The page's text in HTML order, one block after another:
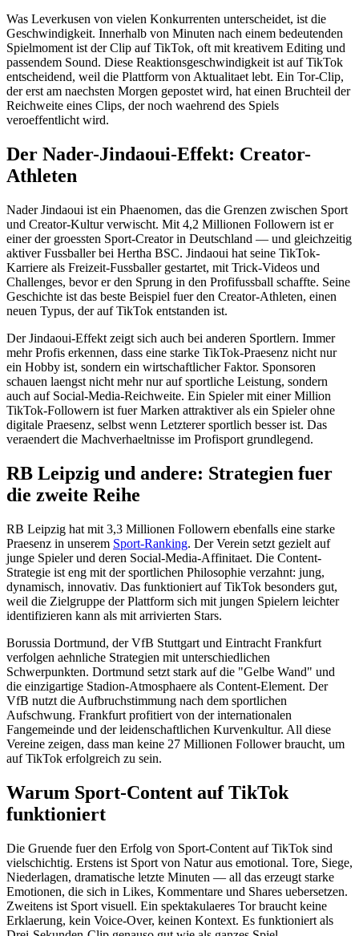
Was Leverkusen von vielen Konkurrenten unterscheidet, ist die
Geschwindigkeit. Innerhalb von Minuten nach einem bedeutenden
Spielmoment ist der Clip auf TikTok, oft mit kreativem Editing und
passendem Sound. Diese Reaktionsgeschwindigkeit ist auf TikTok
entscheidend, weil die Plattform von Aktualitaet lebt. Ein Tor-Clip,
der erst am naechsten Morgen gepostet wird, hat einen Bruchteil der
Reichweite eines Clips, der noch waehrend des Spiels
veroeffentlicht wird.
Der Nader-Jindaoui-Effekt: Creator-
Athleten
Nader Jindaoui ist ein Phaenomen, das die Grenzen zwischen Sport
und Creator-Kultur verwischt. Mit 4,2 Millionen Followern ist er
einer der groessten Sport-Creator in Deutschland — und gleichzeitig
aktiver Fussballer bei Hertha BSC. Jindaoui hat seine TikTok-
Karriere als Freizeit-Fussballer gestartet, mit Trick-Videos und
Challenges, bevor er den Sprung in den Profifussball schaffte. Seine
Geschichte ist das beste Beispiel fuer den Creator-Athleten, einen
neuen Typus, der auf TikTok entstanden ist.
Der Jindaoui-Effekt zeigt sich auch bei anderen Sportlern. Immer
mehr Profis erkennen, dass eine starke TikTok-Praesenz nicht nur
ein Hobby ist, sondern ein wirtschaftlicher Faktor. Sponsoren
schauen laengst nicht mehr nur auf sportliche Leistung, sondern
auch auf Social-Media-Reichweite. Ein Spieler mit einer Million
TikTok-Followern ist fuer Marken attraktiver als ein Spieler ohne
digitale Praesenz, selbst wenn Letzterer sportlich besser ist. Das
veraendert die Machverhaeltnisse im Profisport grundlegend.
RB Leipzig und andere: Strategien fuer
die zweite Reihe
RB Leipzig hat mit 3,3 Millionen Followern ebenfalls eine starke
Praesenz in unserem Sport-Ranking. Der Verein setzt gezielt auf
junge Spieler und deren Social-Media-Affinitaet. Die Content-
Strategie ist eng mit der sportlichen Philosophie verzahnt: jung,
dynamisch, innovativ. Das funktioniert auf TikTok besonders gut,
weil die Zielgruppe der Plattform sich mit jungen Spielern leichter
identifizieren kann als mit arrivierten Stars.
Borussia Dortmund, der VfB Stuttgart und Eintracht Frankfurt
verfolgen aehnliche Strategien mit unterschiedlichen
Schwerpunkten. Dortmund setzt stark auf die "Gelbe Wand" und
die einzigartige Stadion-Atmosphaere als Content-Element. Der
VfB nutzt die Aufbruchstimmung nach dem sportlichen
Aufschwung. Frankfurt profitiert von der internationalen
Fangemeinde und der leidenschaftlichen Kurvenkultur. All diese
Vereine zeigen, dass man keine 27 Millionen Follower braucht, um
auf TikTok erfolgreich zu sein.
Warum Sport-Content auf TikTok
funktioniert
Die Gruende fuer den Erfolg von Sport-Content auf TikTok sind
vielschichtig. Erstens ist Sport von Natur aus emotional. Tore, Siege,
Niederlagen, dramatische letzte Minuten — all das erzeugt starke
Emotionen, die sich in Likes, Kommentare und Shares uebersetzen.
Zweitens ist Sport visuell. Ein spektakulaeres Tor braucht keine
Erklaerung, kein Voice-Over, keinen Kontext. Es funktioniert als